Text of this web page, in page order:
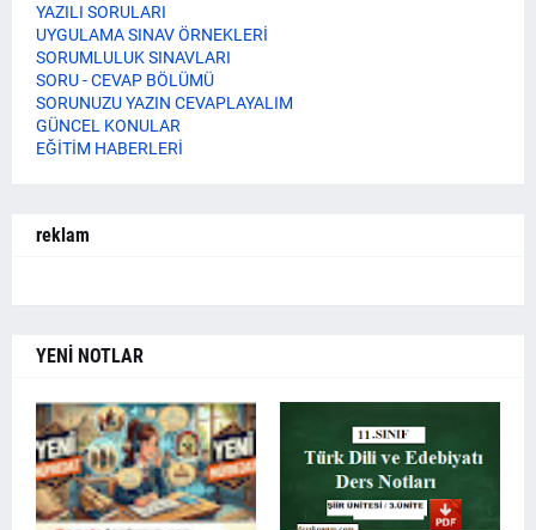
YAZILI SORULARI
UYGULAMA SINAV ÖRNEKLERİ
SORUMLULUK SINAVLARI
SORU - CEVAP BÖLÜMÜ
SORUNUZU YAZIN CEVAPLAYALIM
GÜNCEL KONULAR
EĞİTİM HABERLERİ
reklam
YENİ NOTLAR